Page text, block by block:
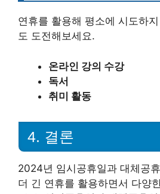
연휴를 활용해 평소에 시도하
도 도전해보세요.
온라인 강의 수강
독서
취미 활동
4. 결론
2024년 임시공휴일과 대체공
더 긴 연휴를 활용하면서 다양